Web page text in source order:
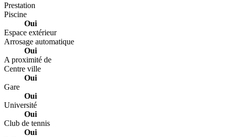
Prestation
Piscine
Oui
Espace extérieur
Arrosage automatique
Oui
A proximité de
Centre ville
Oui
Gare
Oui
Université
Oui
Club de tennis
Oui